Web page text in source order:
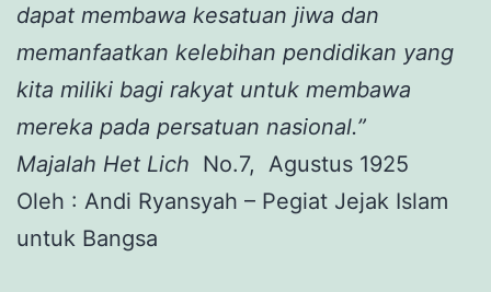
dapat membawa kesatuan jiwa dan
memanfaatkan kelebihan pendidikan yang
kita miliki bagi rakyat untuk membawa
mereka pada persatuan nasional.”
Majalah Het Lich No.7, Agustus 1925
Oleh : Andi Ryansyah – Pegiat Jejak Islam
untuk Bangsa